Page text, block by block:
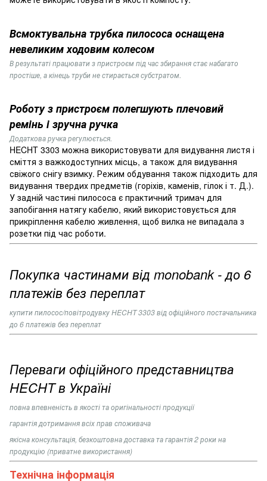
Всмоктувальна трубка пилососа оснащена
невеликим ходовим колесом
В результаті працювати з пристроєм під час збирання стає набагато
простіше, а кінець труби не стирається субстратом.
Роботу з пристроєм полегшують плечовий
ремінь і зручна ручка
Додаткова ручка регулюється.
HECHT 3303 можна використовувати для видування листя і
сміття з важкодоступних місць, а також для видування
свіжого снігу взимку. Режим обдування також підходить для
видування твердих предметів (горіхів, каменів, гілок і т. Д.).
У задній частині пилососа є практичний тримач для
запобігання натягу кабелю, який використовується для
прикріплення кабелю живлення, щоб вилка не випадала з
розетки під час роботи.
Покупка частинами від monobank - до 6
платежів без переплат
купити пилосос/повітродувкуHECHT 3303від офіційного постачальника
до 6 платежів без переплат
Переваги офіційного представництва
HECHT в Україні
повна впевненість в якості та оригінальності продукції
гарантія дотримання всіх прав споживача
якісна консультація, безкоштовна доставка та гарантія 2 роки на
продукцію (приватне використання)
Технічна інформація